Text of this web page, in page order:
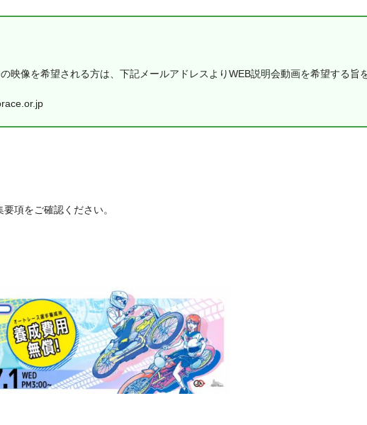
映像を希望される方は、下記メールアドレスよりWEB説明会動画を希望する旨
項をご確認ください。